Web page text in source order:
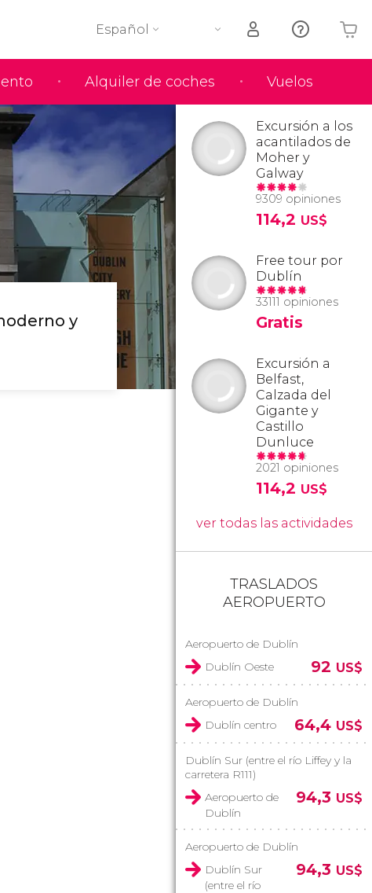
Alquiler de coches Vuelos
Español
Tu carrito está vacío
y
Excursión a los
acantilados de
Moher y
Galway
9309 opiniones
114,2 US$
Free tour por
Dublín
33111 opiniones
Gratis
Excursión a
Belfast,
Calzada del
Gigante y
Castillo
Dunluce
2021 opiniones
114,2 US$
ver todas las actividades
TRASLADOS
AEROPUERTO
Aeropuerto de Dublín
Dublín Oeste
92 US$
Aeropuerto de Dublín
Dublín centro
64,4 US$
Dublín Sur (entre el río Liffey y la
carretera R111)
Aeropuerto de
Dublín
94,3 US$
Aeropuerto de Dublín
Dublín Sur
(entre el río
94,3 US$